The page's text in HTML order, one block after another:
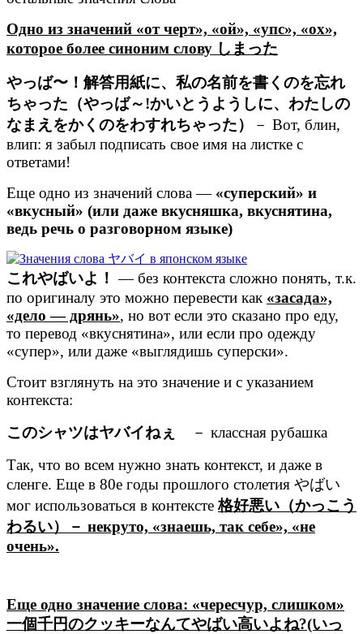
Одно из значений «от черт», «ой», «упс», «ох»,
которое более синоним слову しまった
やっば〜！解答用紙に、私の名前を書くのを忘れ
ちゃった（やっば～!かいとうようしに、わたしの
なまえをかくのをわすれちゃった）
－ Вот, блин,
влип: я забыл подписать свое имя на листке с
ответами!
Еще одно из значений слова —«суперский» и
«вкусный» (или даже вкусняшка, вкуснятина,
ведь речь о разговорном языке)
これやばいよ！ — без контекста сложно понять, т.к.
по оригиналу это можно перевести как «засада»,
«дело — дрянь», но вот если это сказано про еду,
то перевод «вкуснятина», или если про одежду
«супер», или даже «выглядишь суперски».
Стоит взглянуть на это значение и с указанием
контекста:
このシャツはヤバイねぇ
－ классная рубашка
Так, что во всем нужно знать контекст, и даже в
сленге. Еще в 80е годы прошлого столетия やばい
мог использоваться в контексте格好悪い（かっこう
わるい）－ некруто, «знаешь, так себе», «не
очень».
Еще одно значение слова: «чересчур, слишком»
一個千円のクッキーなんてやばい高いよね?(いっ